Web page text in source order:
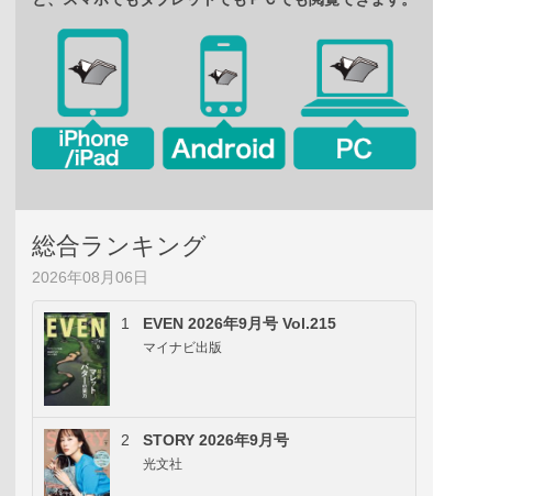
総合ランキング
2026年08月06日
1 EVEN 2026年9月号 Vol.215
マイナビ出版
2 STORY 2026年9月号
光文社